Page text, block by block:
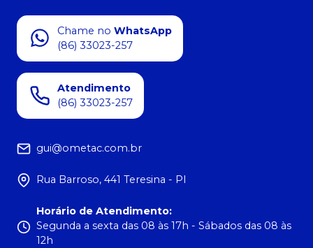
Chame no WhatsApp
(86) 33023-257
Atendimento
(86) 33023-257
gui@ometac.com.br
Rua Barroso, 441 Teresina - PI
Horário de Atendimento:
Segunda a sexta das 08 às 17h - Sábados das 08 às
12h